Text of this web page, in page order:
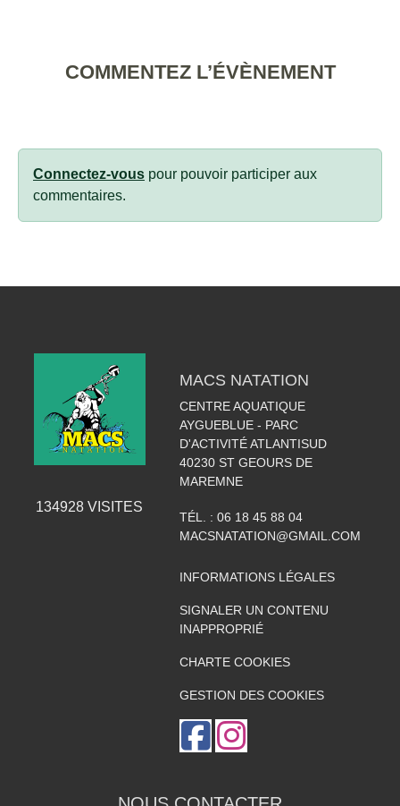
COMMENTEZ L’ÉVÈNEMENT
Connectez-vous pour pouvoir participer aux
commentaires.
134928 VISITES
MACS NATATION
CENTRE AQUATIQUE
AYGUEBLUE - PARC
D'ACTIVITÉ ATLANTISUD
40230 ST GEOURS DE
MAREMNE
TÉL. : 06 18 45 88 04
MACSNATATION@GMAIL.COM
INFORMATIONS LÉGALES
SIGNALER UN CONTENU
INAPPROPRIÉ
CHARTE COOKIES
GESTION DES COOKIES